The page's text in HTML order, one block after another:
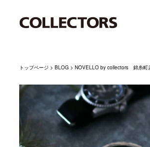
トップページ > BLOG > NOVELLO by collectors 錦糸町